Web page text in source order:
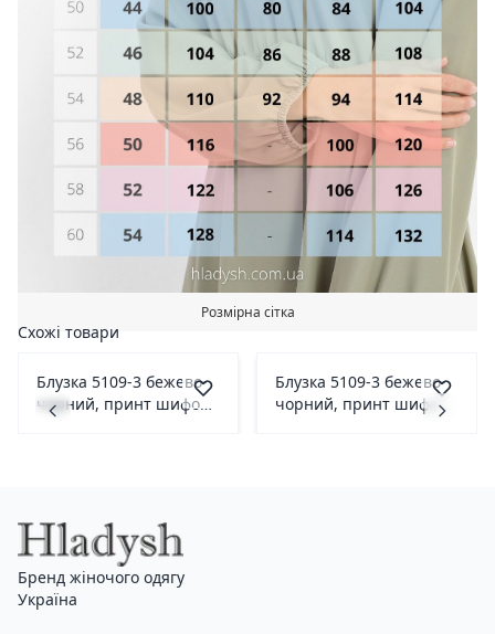
Розмірна сітка
Схожі товари
Блузка 5109-3 бежево-
чорний, принт шифон
Блузка 5109-3 бежево-
чорний, принт шифон
Бренд жіночого одягу
Україна